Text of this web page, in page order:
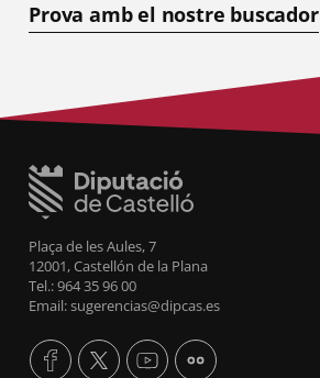
Prova amb el nostre buscador
Plaça de les Aules, 7
12001, Castellón de la Plana
Tel.: 964 35 96 00
Email: sugerencias@dipcas.es